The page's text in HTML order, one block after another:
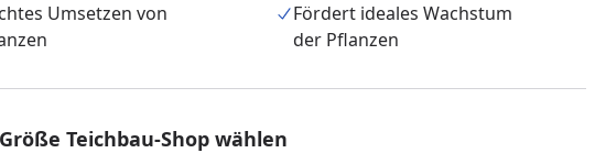
Umsetzen von
Fördert ideales Wachstum
der Pflanzen
Größe Teichbau-Shop wählen